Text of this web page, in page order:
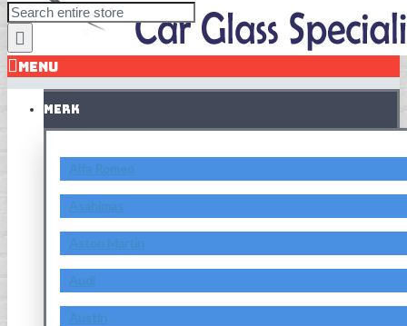
MENU
MERK
Alfa Romeo
Asahimas
Aston Martin
Audi
Austin